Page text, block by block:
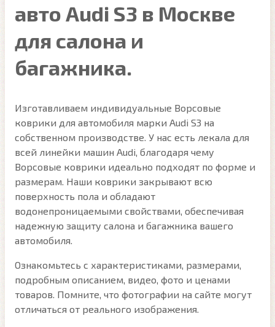
авто Audi S3 в Москве
для салона и
багажника.
Изготавливаем индивидуальные Ворсовые
коврики для автомобиля марки Audi S3 на
собственном производстве. У нас есть лекала для
всей линейки машин Audi, благодаря чему
Ворсовые коврики идеально подходят по форме и
размерам. Наши коврики закрывают всю
поверхность пола и обладают
водонепроницаемыми свойствами, обеспечивая
надежную защиту салона и багажника вашего
автомобиля.
Ознакомьтесь с характеристиками, размерами,
подробным описанием, видео, фото и ценами
товаров. Помните, что фотографии на сайте могут
отличаться от реального изображения.